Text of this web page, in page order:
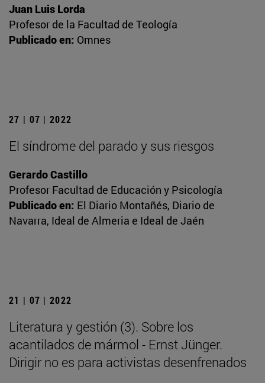
Juan Luis Lorda
Profesor de la Facultad de Teología
Publicado en: Omnes
27 | 07 | 2022
El síndrome del parado y sus riesgos
Gerardo Castillo
Profesor Facultad de Educación y Psicología
Publicado en: El Diario Montañés, Diario de
Navarra, Ideal de Almeria e Ideal de Jaén
21 | 07 | 2022
Literatura y gestión (3). Sobre los
acantilados de mármol - Ernst Jünger.
Dirigir no es para activistas desenfrenados